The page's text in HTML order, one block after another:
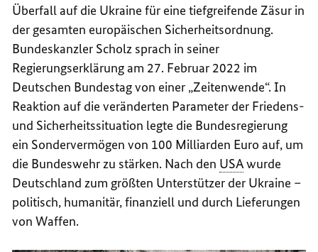
Überfall auf die Ukraine für eine tiefgreifende Zäsur in
der gesamten europäischen Sicherheitsordnung.
Bundeskanzler Scholz sprach in seiner
Regierungserklärung am 27. Februar 2022 im
Deutschen Bundestag von einer „Zeitenwende“. In
Reaktion auf die veränderten Parameter der Friedens-
und Sicherheitssituation legte die Bundesregierung
ein Sondervermögen von 100 Milliarden Euro auf, um
die Bundeswehr zu stärken. Nach den USAwurde
Deutschland zum größten Unterstützer der Ukraine –
politisch, humanitär, finanziell und durch Lieferungen
von Waffen.